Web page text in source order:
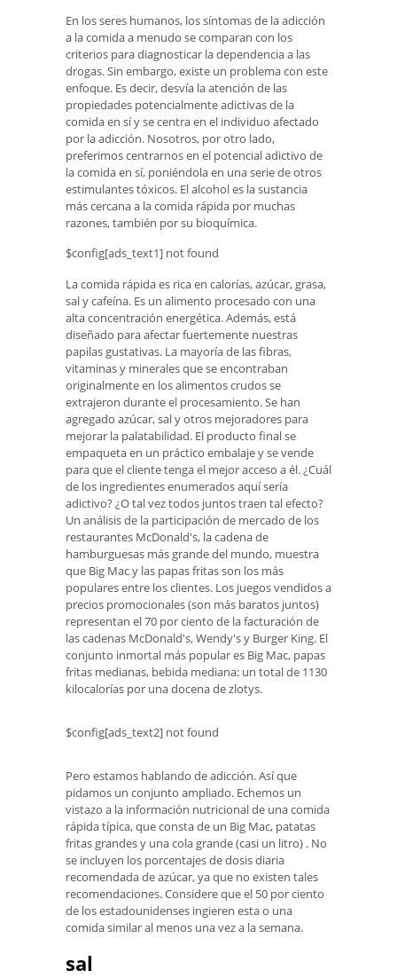
En los seres humanos, los síntomas de la adicción
a la comida a menudo se comparan con los
criterios para diagnosticar la dependencia a las
drogas. Sin embargo, existe un problema con este
enfoque. Es decir, desvía la atención de las
propiedades potencialmente adictivas de la
comida en sí y se centra en el individuo afectado
por la adicción. Nosotros, por otro lado,
preferimos centrarnos en el potencial adictivo de
la comida en sí, poniéndola en una serie de otros
estimulantes tóxicos. El alcohol es la sustancia
más cercana a la comida rápida por muchas
razones, también por su bioquímica.
$config[ads_text1] not found
La comida rápida es rica en calorías, azúcar, grasa,
sal y cafeína. Es un alimento procesado con una
alta concentración energética. Además, está
diseñado para afectar fuertemente nuestras
papilas gustativas. La mayoría de las fibras,
vitaminas y minerales que se encontraban
originalmente en los alimentos crudos se
extrajeron durante el procesamiento. Se han
agregado azúcar, sal y otros mejoradores para
mejorar la palatabilidad. El producto final se
empaqueta en un práctico embalaje y se vende
para que el cliente tenga el mejor acceso a él. ¿Cuál
de los ingredientes enumerados aquí sería
adictivo? ¿O tal vez todos juntos traen tal efecto?
Un análisis de la participación de mercado de los
restaurantes McDonald's, la cadena de
hamburguesas más grande del mundo, muestra
que Big Mac y las papas fritas son los más
populares entre los clientes. Los juegos vendidos a
precios promocionales (son más baratos juntos)
representan el 70 por ciento de la facturación de
las cadenas McDonald's, Wendy's y Burger King. El
conjunto inmortal más popular es Big Mac, papas
fritas medianas, bebida mediana: un total de 1130
kilocalorías por una docena de zlotys.
$config[ads_text2] not found
Pero estamos hablando de adicción. Así que
pidamos un conjunto ampliado. Echemos un
vistazo a la información nutricional de una comida
rápida típica, que consta de un Big Mac, patatas
fritas grandes y una cola grande (casi un litro) . No
se incluyen los porcentajes de dosis diaria
recomendada de azúcar, ya que no existen tales
recomendaciones. Considere que el 50 por ciento
de los estadounidenses ingieren esta o una
comida similar al menos una vez a la semana.
sal